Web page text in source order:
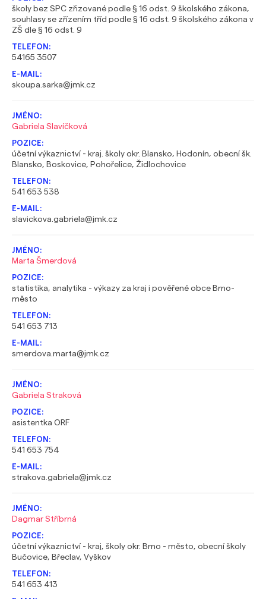
školy bez SPC zřizované podle § 16 odst. 9 školského zákona,
souhlasy se zřízením tříd podle § 16 odst. 9 školského zákona v
ZŠ dle § 16 odst. 9
54165 3507
skoupa.sarka@jmk.cz
Gabriela Slavíčková
účetní výkaznictví - kraj. školy okr. Blansko, Hodonín, obecní šk.
Blansko, Boskovice, Pohořelice, Židlochovice
541 653 538
slavickova.gabriela@jmk.cz
Marta Šmerdová
statistika, analytika - výkazy za kraj i pověřené obce Brno-
město
541 653 713
smerdova.marta@jmk.cz
Gabriela Straková
asistentka ORF
541 653 754
strakova.gabriela@jmk.cz
Dagmar Stříbrná
účetní výkaznictví - kraj, školy okr. Brno - město, obecní školy
Bučovice, Břeclav, Vyškov
541 653 413